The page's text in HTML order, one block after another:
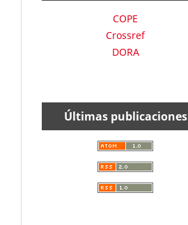
COPE
Crossref
DORA
Últimas publicaciones